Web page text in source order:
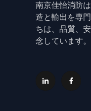
南京佳怡消防
造と輸出を専
ちは、品質、
念しています。